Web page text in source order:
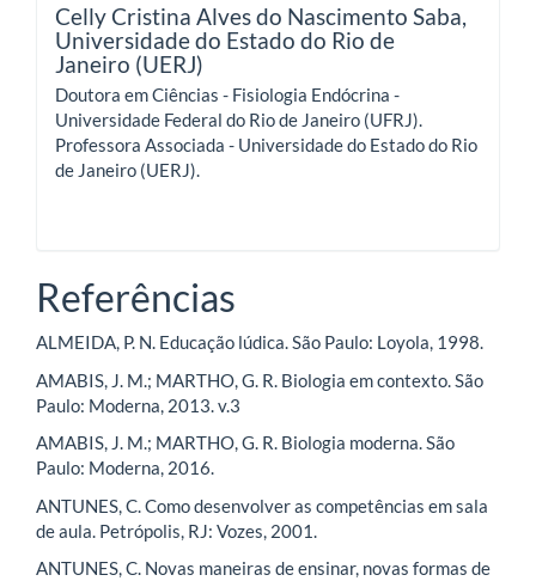
Celly Cristina Alves do Nascimento Saba,
Universidade do Estado do Rio de
Janeiro (UERJ)
Doutora em Ciências - Fisiologia Endócrina -
Universidade Federal do Rio de Janeiro (UFRJ).
Professora Associada - Universidade do Estado do Rio
de Janeiro (UERJ).
Referências
ALMEIDA, P. N. Educação lúdica. São Paulo: Loyola, 1998.
AMABIS, J. M.; MARTHO, G. R. Biologia em contexto. São
Paulo: Moderna, 2013. v.3
AMABIS, J. M.; MARTHO, G. R. Biologia moderna. São
Paulo: Moderna, 2016.
ANTUNES, C. Como desenvolver as competências em sala
de aula. Petrópolis, RJ: Vozes, 2001.
ANTUNES, C. Novas maneiras de ensinar, novas formas de